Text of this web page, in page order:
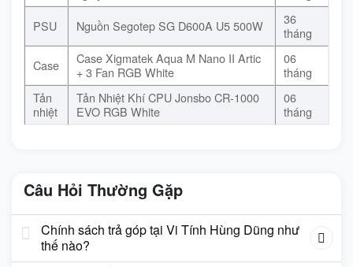
PSU
Nguồn Segotep SG D600A U5 500W
36
tháng
Case
Case Xigmatek Aqua M Nano II Artic
+ 3 Fan RGB White
06
tháng
Tản
nhiệt
Tản Nhiệt Khí CPU Jonsbo CR-1000
EVO RGB White
06
tháng
Câu Hỏi Thường Gặp
Chính sách trả góp tại Vi Tính Hùng Dũng như
thế nào?